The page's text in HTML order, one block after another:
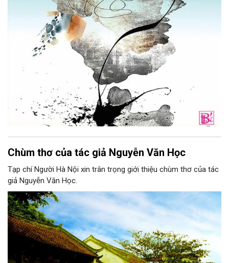
Chùm thơ của tác giả Nguyễn Văn Học
Tạp chí Người Hà Nội xin trân trọng giới thiệu chùm thơ của tác
giả Nguyễn Văn Học.